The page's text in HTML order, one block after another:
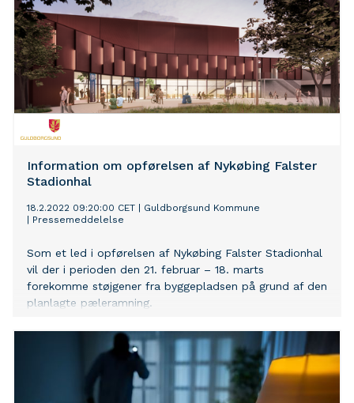
Information om opførelsen af Nykøbing Falster
Stadionhal
18.2.2022 09:20:00 CET
Guldborgsund Kommune
Pressemeddelelse
Som et led i opførelsen af Nykøbing Falster Stadionhal
vil der i perioden den 21. februar – 18. marts
forekomme støjgener fra byggepladsen på grund af den
planlagte pæleramning.